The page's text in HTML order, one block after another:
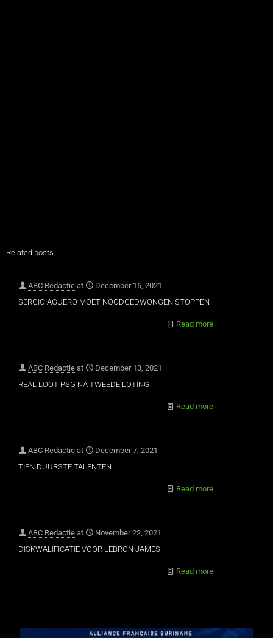
Related posts
ABC Redactie at
December 16, 2021
SERGIO AGUERO MOET NOODGEDWONGEN STOPPEN
Read more
ABC Redactie at
December 13, 2021
REAL LOOT PSG NA TWEEDE LOTING
Read more
ABC Redactie at
December 7, 2021
TIEN DUURSTE TALENTEN
Read more
ABC Redactie at
November 22, 2021
DISKWALIFICATIE VOOR LEBRON JAMES
Read more